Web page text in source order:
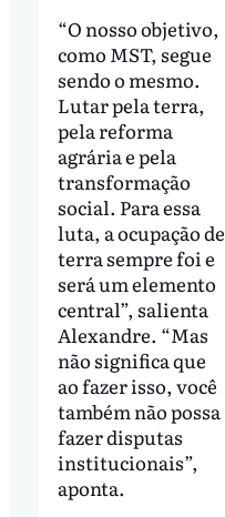
“O nosso objetivo,
como MST, segue
sendo o mesmo.
Lutar pela terra,
pela reforma
agrária e pela
transformação
social. Para essa
luta, a ocupação de
terra sempre foi e
será um elemento
central”, salienta
Alexandre. “Mas
não significa que
ao fazer isso, você
também não possa
fazer disputas
institucionais”,
aponta.